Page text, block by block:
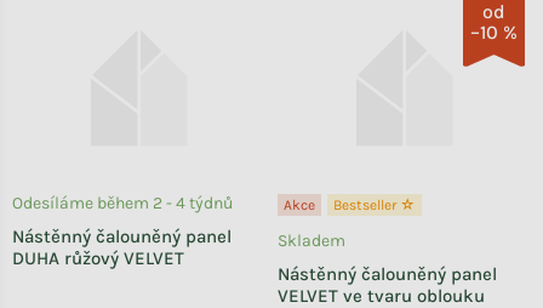
Nástěnný čalouněný panel
DUHA růžový VELVET
Odesíláme během 2 - 4 týdnů
od
–10 %
Akce Bestseller ☆
Nástěnný čalouněný panel
VELVET ve tvaru oblouku
Skladem